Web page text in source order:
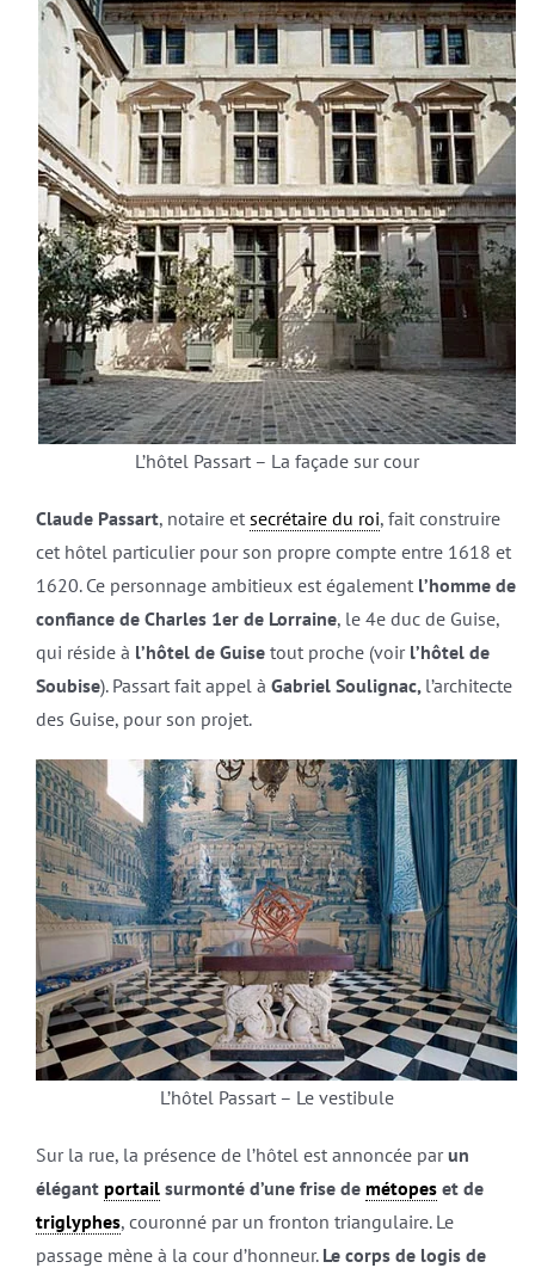
L’hôtel Passart – La façade sur cour
Claude Passart, notaire et secrétaire du roi, fait construire
cet hôtel particulier pour son propre compte entre 1618 et
1620. Ce personnage ambitieux est également l’homme de
confiance de Charles 1er de Lorraine, le 4e duc de Guise,
qui réside à l’hôtel de Guisetout proche (voir l’hôtel de
Soubise). Passart fait appel à Gabriel Soulignac, l’architecte
des Guise, pour son projet.
L’hôtel Passart – Le vestibule
Sur la rue, la présence de l’hôtel est annoncée parun
élégant portailsurmonté d’une frise de métopeset de
triglyphes, couronné par un fronton triangulaire. Le
passage mène à la cour d’honneur. Le corps de logis de